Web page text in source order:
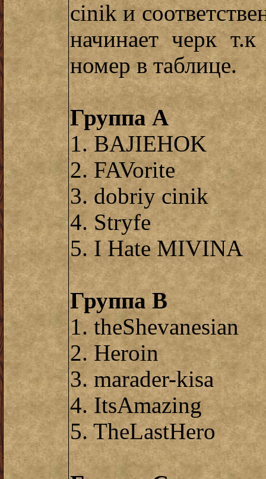
cinik и
начинает черк
номер в таблице.
Группа А
1. BAJIEHOK
2. FAVorite
3. dobriy cinik
4. Stryfe
5. I Hate MIVINA
Группа B
1. theShevanesian
2. Heroin
3. marader-kisa
4. ItsAmazing
5. TheLastHero